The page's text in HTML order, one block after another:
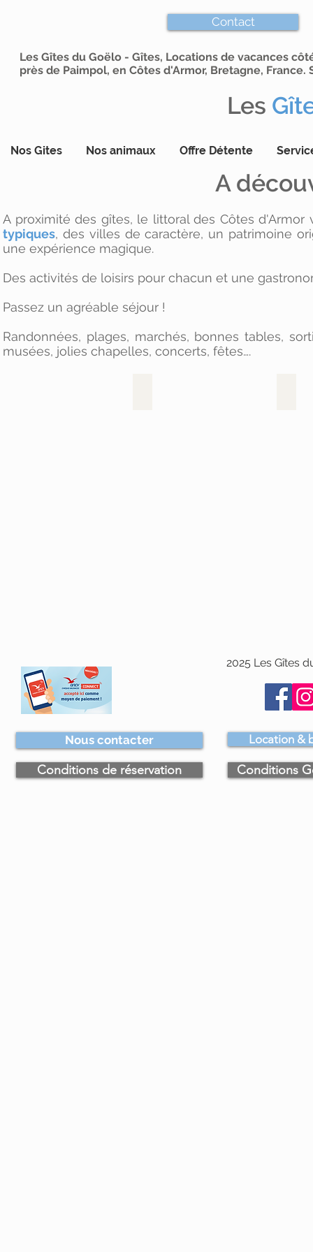
Contact
Les Gîtes du Goëlo - Gîtes, Locations de vacances
près de Paimpol, en Côtes d'Armor, Bretagne, France.
Les
Nos Gites Nos animaux Offre Détente
A
A proximité des gîtes, le littoral des Côtes
typiques, des villes de caractère, un patrimoine
une expérience magique.
Des activités de loisirs pour chacun et une
Passez un agréable séjour !
Randonnées, plages, marchés, bonnes tables,
musées, jolies chapelles, concerts, fêtes….
2025 Les Gîtes
Nous contacter
Conditions de réservation
Location &
Conditions